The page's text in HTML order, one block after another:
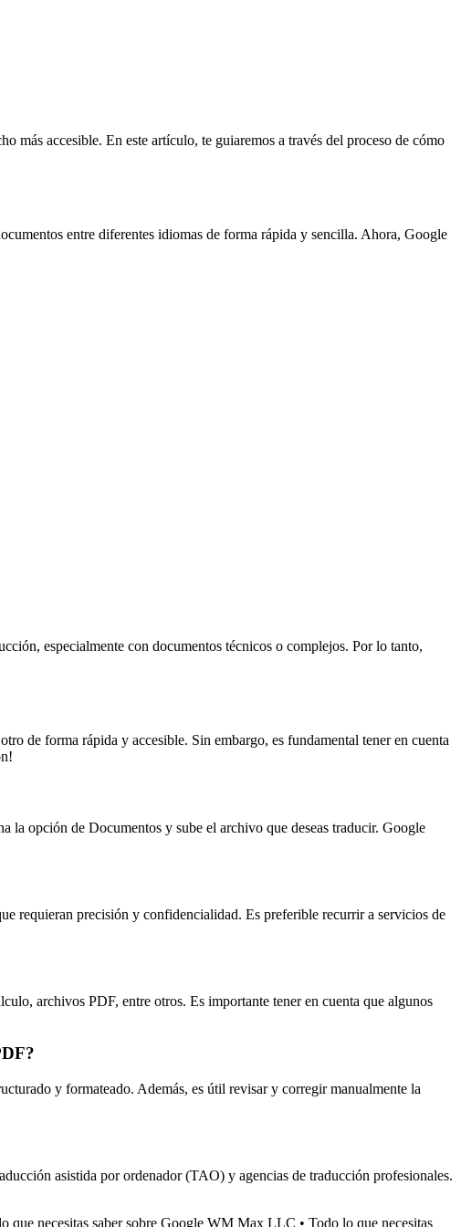
más accesible. En este artículo, te guiaremos a través del proceso de cómo
entre diferentes idiomas de forma rápida y sencilla. Ahora, Google
especialmente con documentos técnicos o complejos. Por lo tanto,
de forma rápida y accesible. Sin embargo, es fundamental tener en cuenta
la opción de Documentos y sube el archivo que deseas traducir. Google
requieran precisión y confidencialidad. Es preferible recurrir a servicios de
archivos PDF, entre otros. Es importante tener en cuenta que algunos
y formateado. Además, es útil revisar y corregir manualmente la
asistida por ordenador (TAO) y agencias de traducción profesionales.
que necesitas saber sobre Google WM Max LLC • Todo lo que necesitas